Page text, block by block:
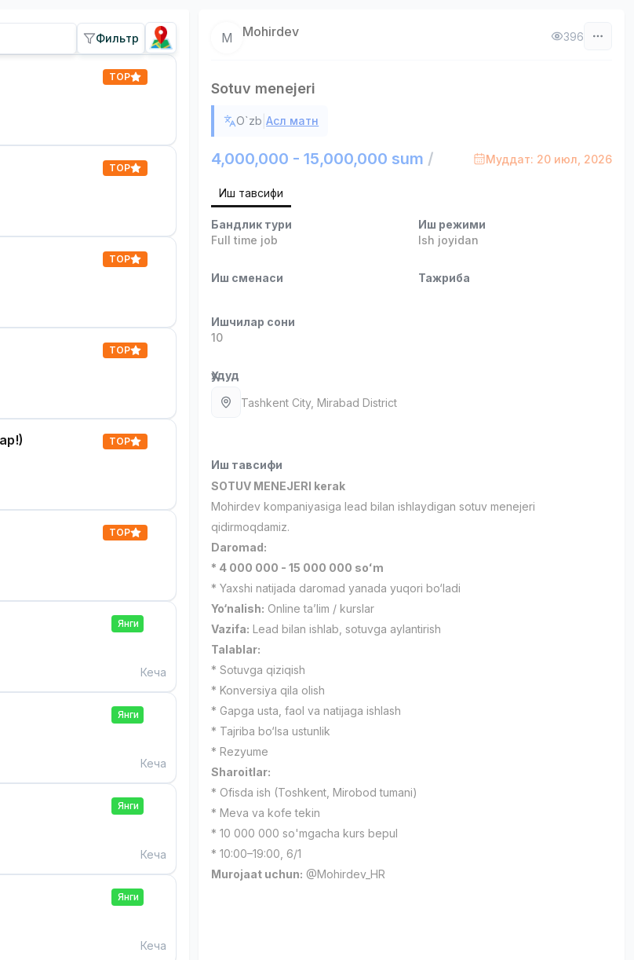
Фильтр
TOP
TOP
TOP
TOP
TOP
TOP
Янги
Кеча
Янги
Кеча
Янги
Кеча
Янги
Кеча
M Mohirdev 396
Sotuv menejeri
O`zb |Асл матн
4,000,000 - 15,000,000 sum / Муддат: 20 июл, 2026
Иш тавсифи
Бандлик тури
Full time job
Иш режими
Ish joyidan
Иш сменаси Тажриба
Ишчилар сони
10
Ҳудуд
Tashkent City, Mirabad District
Иш тавсифи
SOTUV MENEJERI kerak
Mohirdev kompaniyasiga lead bilan ishlaydigan sotuv menejeri
qidirmoqdamiz.
Daromad:
* 4 000 000 - 15 000 000 soʻm
* Yaxshi natijada daromad yanada yuqori bo‘ladi
Yo‘nalish: Online ta’lim / kurslar
Vazifa: Lead bilan ishlab, sotuvga aylantirish
Talablar:
* Sotuvga qiziqish
* Konversiya qila olish
* Gapga usta, faol va natijaga ishlash
* Tajriba bo‘lsa ustunlik
* Rezyume
Sharoitlar:
* Ofisda ish (Toshkent, Mirobod tumani)
* Meva va kofe tekin
* 10 000 000 so'mgacha kurs bepul
* 10:00–19:00, 6/1
Murojaat uchun: @Mohirdev_HR